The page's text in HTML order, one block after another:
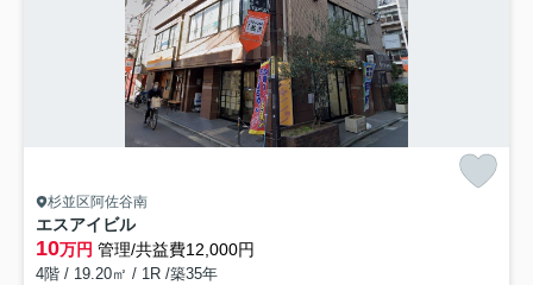
杉並区阿佐谷南
エスアイビル
10万円 管理/共益費12,000円
4階 / 19.20㎡ / 1R /築35年